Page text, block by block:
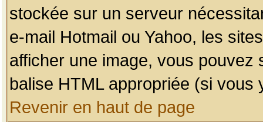
stockée sur un serveur
e-mail Hotmail ou Yahoo, les
afficher une image, vous pouvez
balise HTML appropriée (si vous
Revenir en haut de page